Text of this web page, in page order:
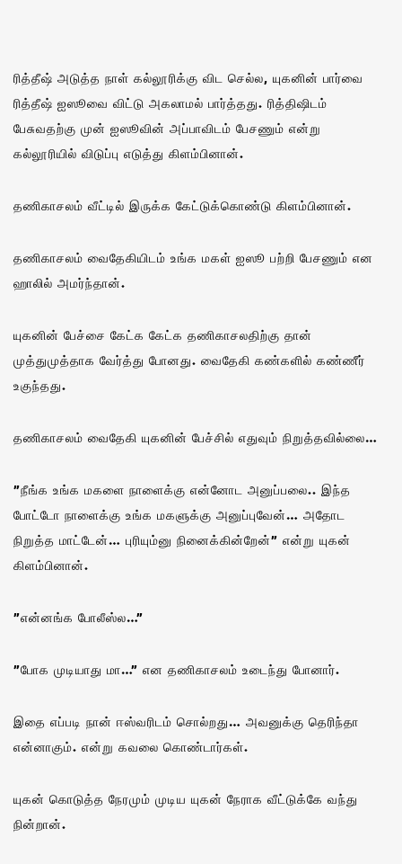
ரித்தீஷ் அடுத்த நாள் கல்லூரிக்கு விட செல்ல, யுகனின் பார்வை
ரித்தீஷ் ஐஸூவை விட்டு அகலாமல் பார்த்தது. ரித்திஷிடம்
பேசுவதற்கு முன் ஐஸூவின் அப்பாவிடம் பேசணும் என்று
கல்லூரியில் விடுப்பு எடுத்து கிளம்பினான்.
தணிகாசலம் வீட்டில் இருக்க கேட்டுக்கொண்டு கிளம்பினான்.
தணிகாசலம் வைதேகியிடம் உங்க மகள் ஐஸூ பற்றி பேசணும் என
ஹாலில் அமர்ந்தான்.
யுகனின் பேச்சை கேட்க கேட்க தணிகாசலதிற்கு தான்
முத்துமுத்தாக வேர்த்து போனது. வைதேகி கண்களில் கண்ணீர்
உகுந்தது.
தணிகாசலம் வைதேகி யுகனின் பேச்சில் எதுவும் நிறுத்தவில்லை…
”நீங்க உங்க மகளை நாளைக்கு என்னோட அனுப்பலை.. இந்த
போட்டோ நாளைக்கு உங்க மகளுக்கு அனுப்புவேன்… அதோட
நிறுத்த மாட்டேன்… புரியும்னு நினைக்கின்றேன்” என்று யுகன்
கிளம்பினான்.
”என்னங்க போலீஸ்ல…”
”போக முடியாது மா…” என தணிகாசலம் உடைந்து போனார்.
இதை எப்படி நான் ஈஸ்வரிடம் சொல்றது… அவனுக்கு தெரிந்தா
என்னாகும். என்று கவலை கொண்டார்கள்.
யுகன் கொடுத்த நேரமும் முடிய யுகன் நேராக வீட்டுக்கே வந்து
நின்றான்.